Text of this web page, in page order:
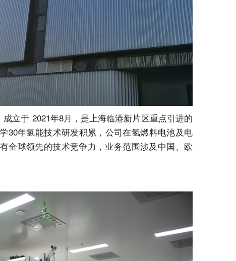
立于 2021年8月，是上海临港新片区重点引进的
30年氢能技术研发积累，公司在氢燃料电池及电
全球领先的技术竞争力，业务范围涉及中国、欧